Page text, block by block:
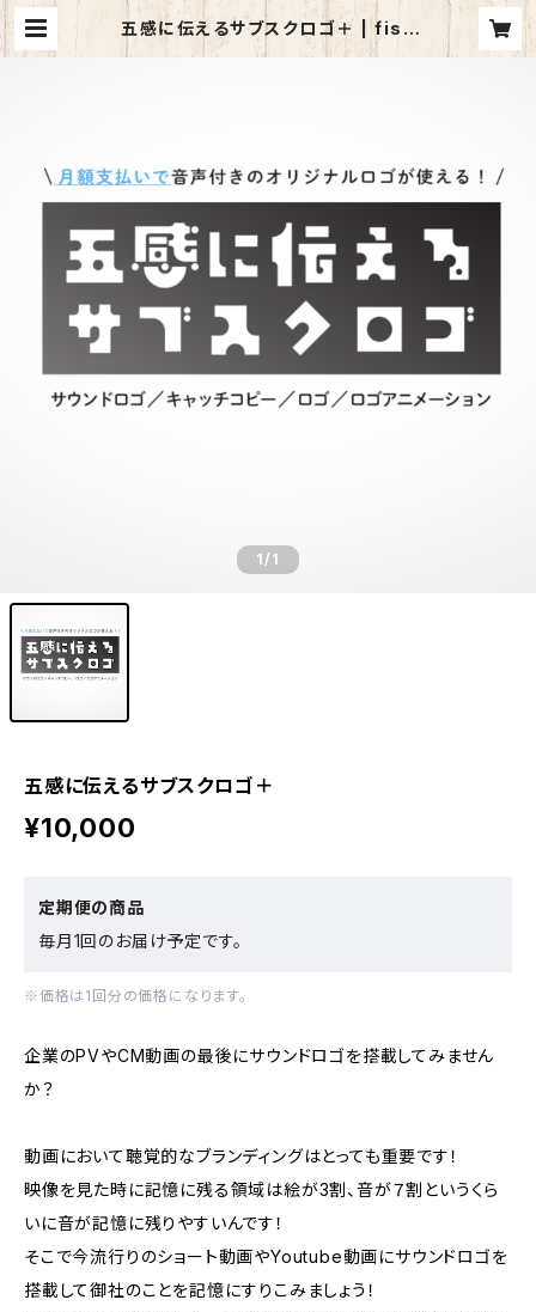
五感に伝えるサブスクロゴ＋ | fish
eyes
1/1
五感に伝えるサブスクロゴ＋
¥10,000
定期便の商品
毎月1回のお届け予定です。
※価格は1回分の価格になります。
企業のPVやCM動画の最後にサウンドロゴを搭載してみません
か？
動画において聴覚的なブランディングはとっても重要です！
映像を見た時に記憶に残る領域は絵が3割、音が７割というくら
いに音が記憶に残りやすいんです！
そこで今流行りのショート動画やYoutube動画にサウンドロゴを
搭載して御社のことを記憶にすりこみましょう！